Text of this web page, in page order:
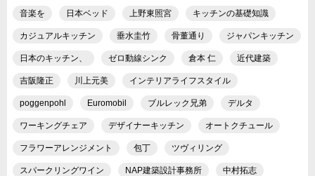
音楽を 日本ベッド 上野東照宮 キッチンの基礎知識
カジュアルキッチン 垂水圭竹 骨董通り ジャパンキッチン
日本のキッチン、 ゼロ動線シンク 倉本 仁 近代建築
吉阪隆正 川上元美 インテリアライフスタイル
poggenpohl Euromobil ブルレック兄弟 デルタ
ワーキングチェア デザイナーキッチン オートクチュール
フラワーアレンジメント 包丁 ツヴィリング
スパークリングワイン NAP建築設計事務所 中村拓志